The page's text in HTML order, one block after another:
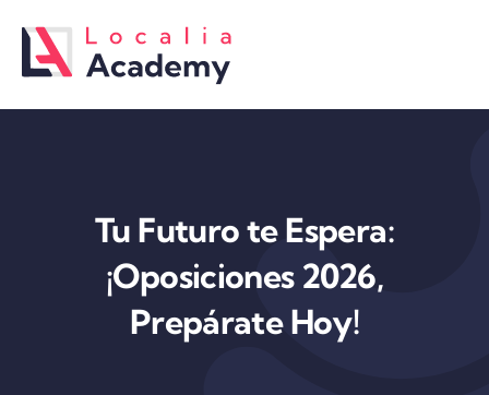
contenido
Tu Futuro te Espera:
¡Oposiciones 2026,
Prepárate Hoy!